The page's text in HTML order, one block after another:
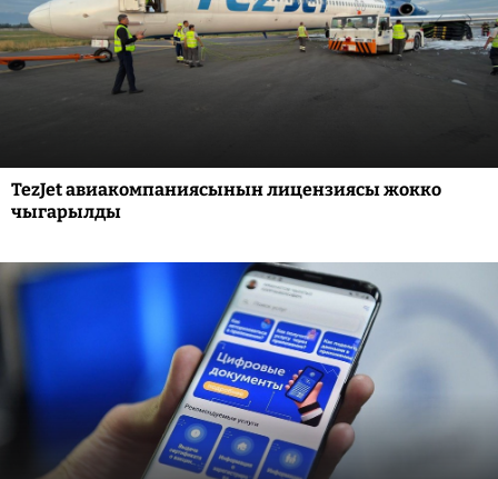
TezJet авиакомпаниясынын лицензиясы жокко
чыгарылды